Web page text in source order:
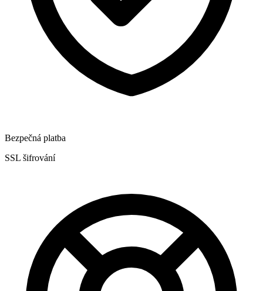
Bezpečná platba
SSL šifrování